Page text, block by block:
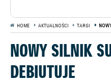
HOME AKTUALNOŚCI TARGI
NOWY SILNIK
DEBIUTUJE